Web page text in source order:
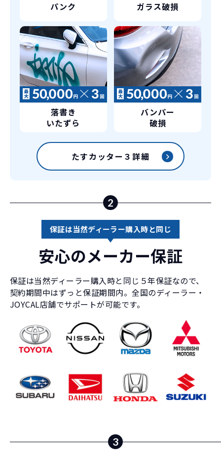
パンク ガラス破損
落書き
いたずら
バンパー
破損
たすカッター３詳細
2
保証は当然ディーラー購入時と同じ
安心のメーカー保証
保証は当然ディーラー購入時と同じ５年保証なので、
契約期間中はずっと保証期間内。全国のディーラー・
JOYCAL店舗でサポートが可能です。
3